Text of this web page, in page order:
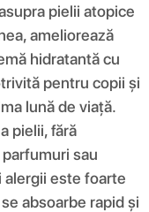
pielii atopice
ameliorează
hidratantă cu
pentru copii și
lună de viață.
pielii, fără
sau
alergii este foarte
absoarbe rapid și